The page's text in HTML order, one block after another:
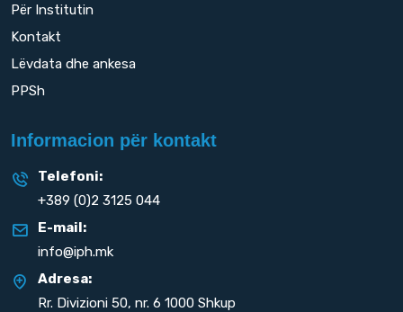
Për Institutin
Kontakt
Lëvdata dhe ankesa
PPSh
Informacion për kontakt
Telefoni:
+389 (0)2 3125 044
E-mail:
info@iph.mk
Adresa:
Rr. Divizioni 50, nr. 6 1000 Shkup